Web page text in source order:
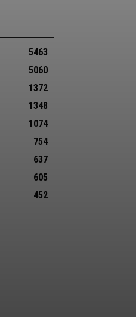
5463
5060
1372
1348
1074
754
637
605
452